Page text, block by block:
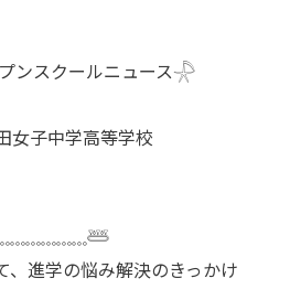
ンスクールニュース𓇻
子中学高等学校
、進学の悩み解決のきっかけ